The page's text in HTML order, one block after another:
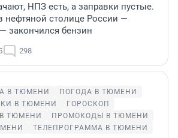
НПЗ есть, а заправки пустые.
нефтяной столице России —
закончился бензин
298
В ТЮМЕНИ
ПОГОДА В ТЮМЕНИ
В ТЮМЕНИ
ГОРОСКОП
ТЮМЕНИ
ПРОМОКОДЫ В ТЮМЕНИ
ТЕЛЕПРОГРАММА В ТЮМЕНИ